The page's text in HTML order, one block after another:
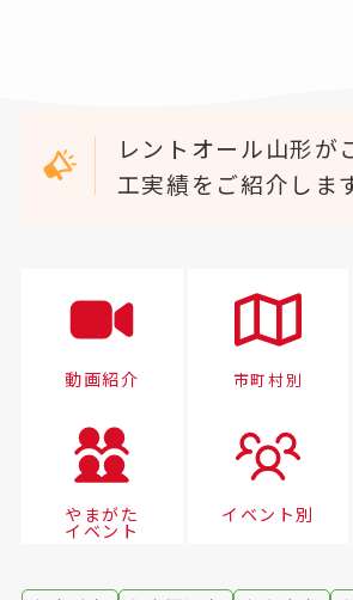
レントオール山形が
工実績をご紹介します
動画紹介 市町村別
やまがた
イベント
イベント別